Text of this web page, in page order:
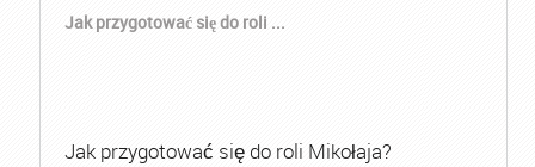
Jak przygotować się do roli ...
Jak przygotować się do roli Mikołaja?